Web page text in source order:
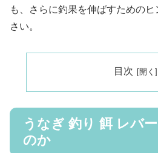
も、さらに釣果を伸ばすための
さい。
目次
うなぎ 釣り 餌 レバ
のか